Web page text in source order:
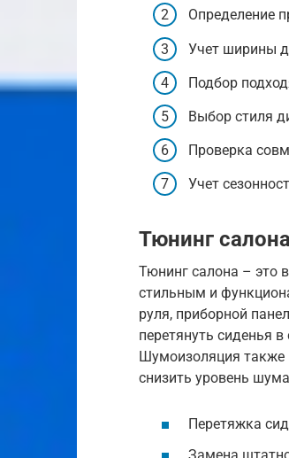
Определение
Учет ширины
Подбор
Выбор стиля
Проверка
Учет
Тюнинг
Тюнинг салона – это
стильным и
руля, приборной
перетянуть сиденья
Шумоизоляция также
снизить уровень
Перетяжка
Замена